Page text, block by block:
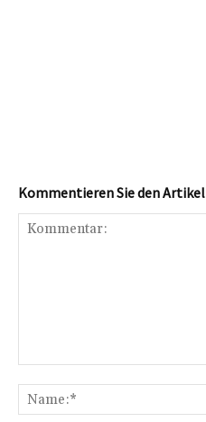
Kommentieren Sie den Artikel